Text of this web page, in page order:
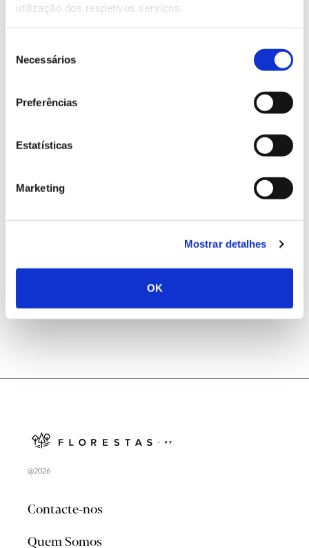
utilização dos respetivos serviços.
Necessários
Preferências
Estatísticas
Marketing
Mostrar detalhes
OK
Genoma do priolo e de outras espécies em risco:
conhecer para conservar
02.07.2026
Registar galhas de Trichi em acácia-das-espigas:
cidadãos chamados a ajudar
25.06.2026
Natureza e florestas procuram jovens voluntários
no verão 2026
@2026
Contacte-nos
Quem Somos